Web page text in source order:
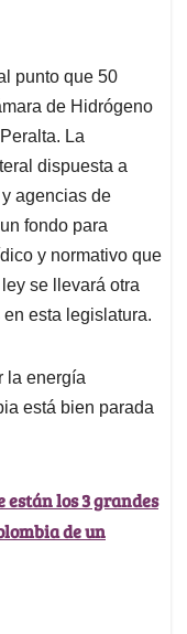
punto que 50
de Hidrógeno
La
dispuesta a
agencias de
fondo para
y normativo que
se llevará otra
esta legislatura.
la energía
está bien parada
están los 3 grandes
de un